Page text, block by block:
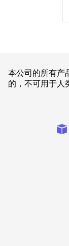
本公司的所有产
的，不可用于人